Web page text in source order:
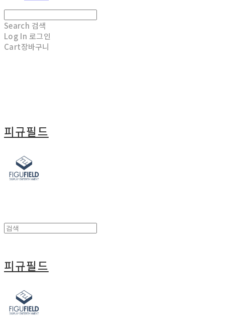
Search 검색
Log In 로그인
Cart장바구니
피규필드
피규필드